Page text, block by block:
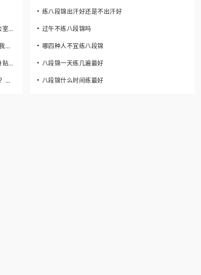
这个在平时如何瘦身如何瘦大腿如何减肥?顿办公室的？
生完宝宝有减肥的宝妈吗？？什么方法快一点，我在网上看到s美瘦身贴，这个宝妈可以用吗？
产后减肥都需要注意什么呀？？用中药的s美瘦身贴减肥可以吗，外用的这种？
产后给宝宝哺乳的期间不能用内服的减肥产品吗？用外用的s美瘦身贴可以吗？
练八段锦出汗好还是不出汗好
过午不练八段锦吗
哪四种人不宜练八段锦
八段锦一天练几遍最好
八段锦什么时间练最好